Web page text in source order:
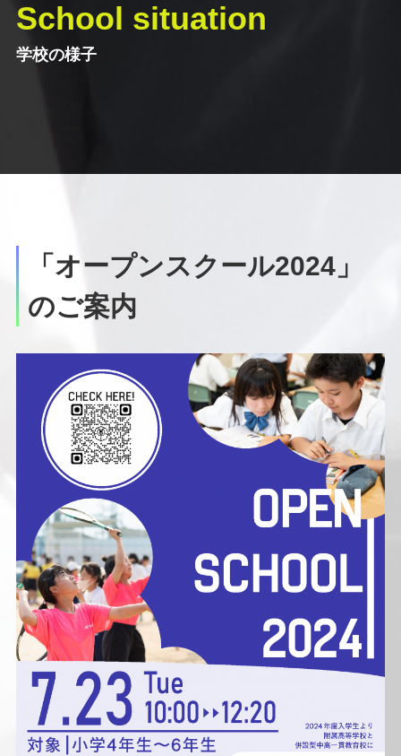
School situation
学校の様子
「オープンスクール2024」
のご案内